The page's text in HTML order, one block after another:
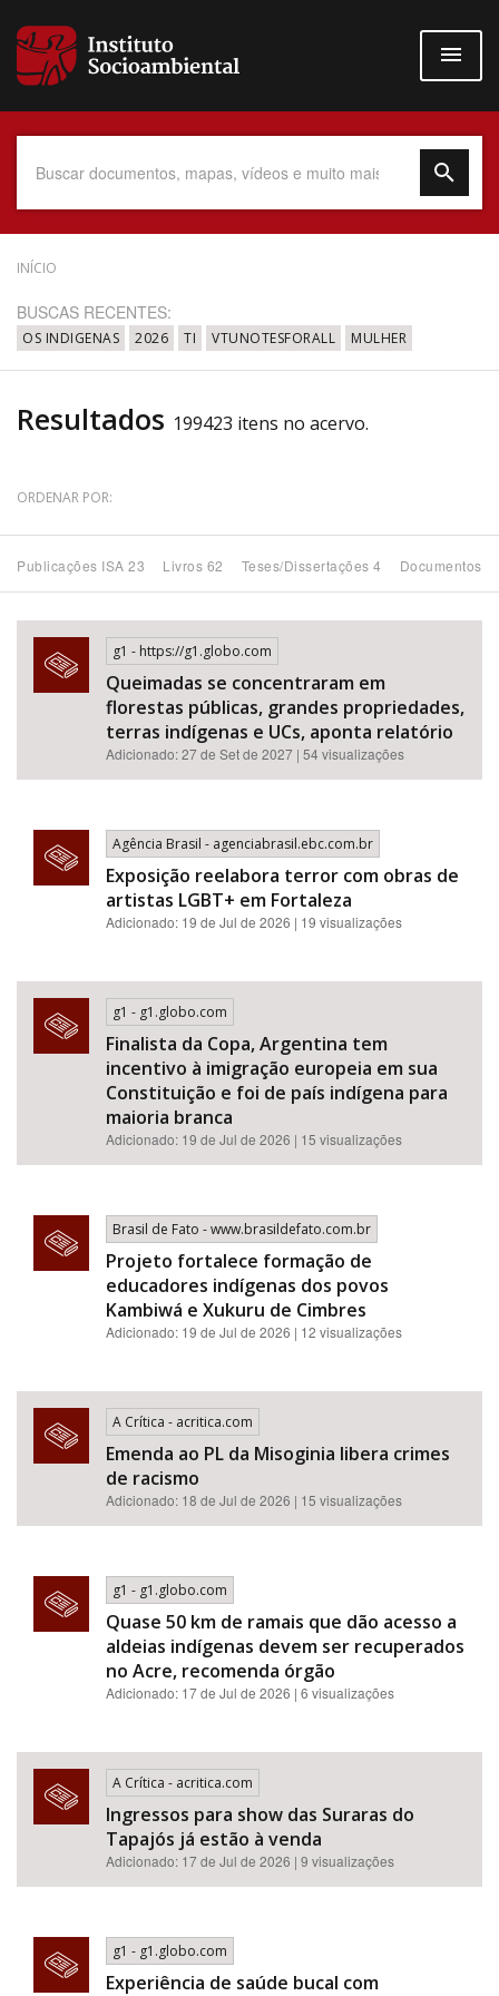
para
conteúdo
Data do Documento
Até
Povo Indígena
Subtema
Área de Levantamento
Área Protegida
BUSCAR
INÍCIO
BUSCAS RECENTES:
OS INDIGENAS 2026 TI VTUNOTESFORALL MULHER
Resultados 199423 itens no acervo.
ORDENAR POR:
Publicações ISA 23 Livros 62 Teses/Dissertações 4 Documentos
g1 - https://g1.globo.com
Queimadas se concentraram em
florestas públicas, grandes propriedades,
terras indígenas e UCs, aponta relatório
Adicionado: 27 de Set de 2027 | 54 visualizações
Agência Brasil - agenciabrasil.ebc.com.br
Exposição reelabora terror com obras de
artistas LGBT+ em Fortaleza
Adicionado: 19 de Jul de 2026 | 19 visualizações
g1 - g1.globo.com
Finalista da Copa, Argentina tem
incentivo à imigração europeia em sua
Constituição e foi de país indígena para
maioria branca
Adicionado: 19 de Jul de 2026 | 15 visualizações
Brasil de Fato - www.brasildefato.com.br
Projeto fortalece formação de
educadores indígenas dos povos
Kambiwá e Xukuru de Cimbres
Adicionado: 19 de Jul de 2026 | 12 visualizações
A Crítica - acritica.com
Emenda ao PL da Misoginia libera crimes
de racismo​​​​​​​​​​​​​​​​​​​​​​​​​​​​​​​​​​​​​​​​​​
Adicionado: 18 de Jul de 2026 | 15 visualizações
g1 - g1.globo.com
Quase 50 km de ramais que dão acesso a
aldeias indígenas devem ser recuperados
no Acre, recomenda órgão
Adicionado: 17 de Jul de 2026 | 6 visualizações
A Crítica - acritica.com
Ingressos para show das Suraras do
Tapajós já estão à venda
Adicionado: 17 de Jul de 2026 | 9 visualizações
g1 - g1.globo.com
Experiência de saúde bucal com